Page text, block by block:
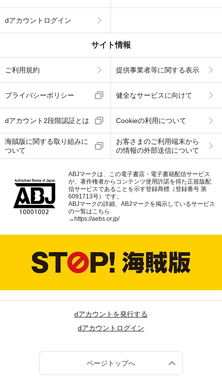
dアカウントログイン
サイト情報
ご利用規約 提供事業者等に関する表示
プライバシーポリシー 健全なサービスに向けて
dアカウント2段階認証とは Cookieの利用について
海賊版に関する取り組みに
ついて
お客さまのご利用端末から
の情報の外部送信について
ABJマークは、この電子書店・電子書籍配信サービス
が、著作権者からコンテンツ使用許諾を得た正規版配
信サービスであることを示す登録商標（登録番号 第
6091713号）です。
ABJマークの詳細、ABJマークを掲示しているサービス
の一覧はこちら
→ https://aebs.or.jp/
dアカウントを発行する
dアカウントログイン
ページトップへ